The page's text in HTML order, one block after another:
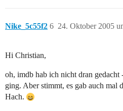
Nike_5c55f2 24. Oktober 2005
6
Hi Christian,
oh, imdb hab ich nicht dran gedacht
ging. Aber stimmt, es gab auch
Hach.